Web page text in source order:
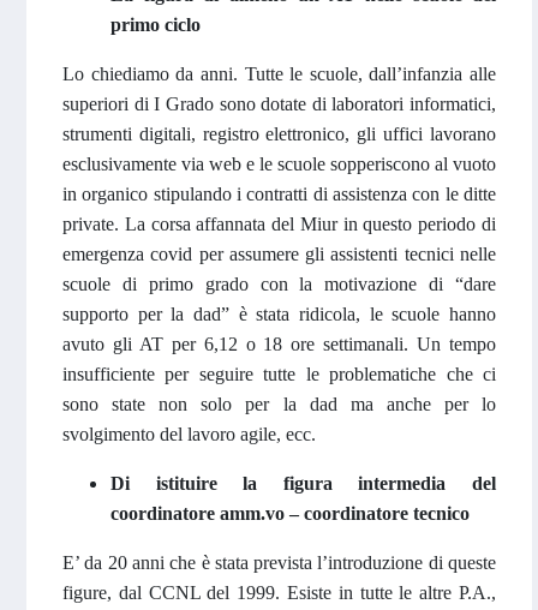
primo ciclo
Lo chiediamo da anni. Tutte le scuole, dall’infanzia alle
superiori di I Grado sono dotate di laboratori informatici,
strumenti digitali, registro elettronico, gli uffici lavorano
esclusivamente via web e le scuole sopperiscono al vuoto
in organico stipulando i contratti di assistenza con le ditte
private. La corsa affannata del Miur in questo periodo di
emergenza covid per assumere gli assistenti tecnici nelle
scuole di primo grado con la motivazione di “dare
supporto per la dad” è stata ridicola, le scuole hanno
avuto gli AT per 6,12 o 18 ore settimanali. Un tempo
insufficiente per seguire tutte le problematiche che ci
sono state non solo per la dad ma anche per lo
svolgimento del lavoro agile, ecc.
Di istituire la figura intermedia del
coordinatore amm.vo – coordinatore tecnico
E’ da 20 anni che è stata prevista l’introduzione di queste
figure, dal CCNL del 1999. Esiste in tutte le altre P.A.,